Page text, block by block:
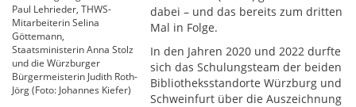
Paul Lehrieder, THWS-
Mitarbeiterin Selina
Göttemann,
Staatsministerin Anna Stolz
und die Würzburger
Bürgermeisterin Judith Roth-
Jörg (Foto: Johannes Kiefer)
dabei – und das bereits zum dritten
Mal in Folge.
In den Jahren 2020 und 2022 durfte
sich das Schulungsteam der beiden
Bibliotheksstandorte Würzburg und
Schweinfurt über die Auszeichnung